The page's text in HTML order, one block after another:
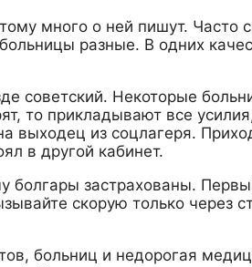
много о ней пишут. Часто
разные. В одних
советский. Некоторые
то прикладывают все
выходец из соцлагеря.
в другой кабинет.
болгары застрахованы.
скорую только через
больниц и недорогая